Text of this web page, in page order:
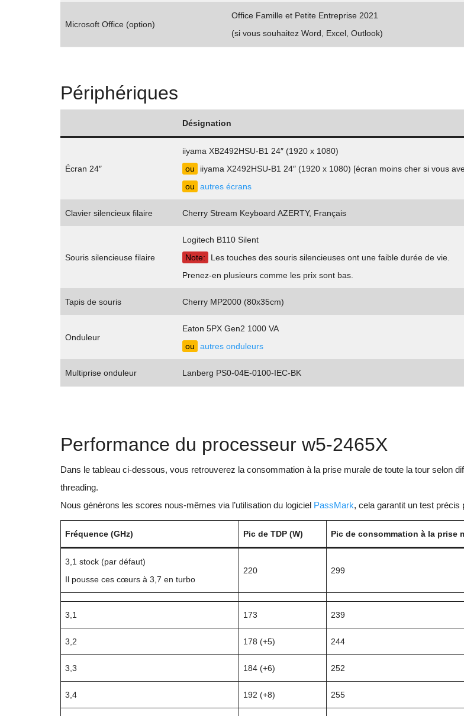
Microsoft Office (option)
Office Famille et Petite Entreprise 2021
(si vous souhaitez Word, Excel, Outlook)
Périphériques
Désignation
Écran 24″
iiyama XB2492HSU-B1 24″ (1920 x 1080)
ou
iiyama X2492HSU-B1 24″ (1920 x 1080) [écran moins cher si vous
ou
autres écrans
Clavier silencieux filaire Cherry Stream Keyboard AZERTY, Français
Souris silencieuse filaire
Logitech B110 Silent
Note:
Les touches des souris silencieuses ont une faible durée de vie.
Prenez-en plusieurs comme les prix sont bas.
Tapis de souris Cherry MP2000 (80x35cm)
Onduleur
Eaton 5PX Gen2 1000 VA
ou
autres onduleurs
Multiprise onduleur Lanberg PS0-04E-0100-IEC-BK
Performance du processeur w5-2465X
Dans le tableau ci-dessous, vous retrouverez la consommation à la prise murale de toute la tour selon
threading.
Nous générons les scores nous-mêmes via l’utilisation du logiciel PassMark, cela garantit un test précis
Fréquence (GHz) Pic de TDP (W) Pic de consommation à la prise
3,1 stock (par défaut)
Il pousse ces cœurs à 3,7 en turbo
220 299
3,1 173 239
3,2 178 (+5) 244
3,3 184 (+6) 252
3,4 192 (+8) 255